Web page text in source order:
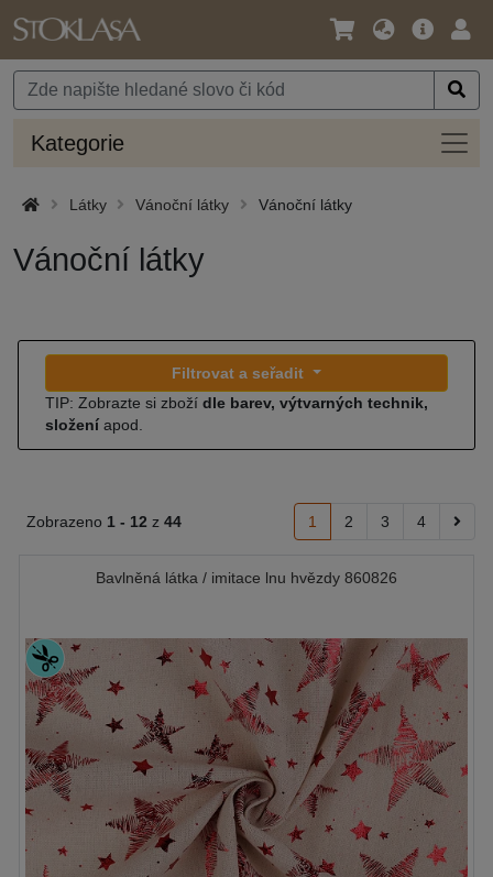
Jazyk
Měna
Hlavní
Kategorie
Látky Vánoční látky Vánoční látky
Vánoční látky
Filtrovat a seřadit
TIP: Zobrazte si zboží dle barev, výtvarných technik,
složení apod.
Zobrazeno 1 - 12 z 44 1 2 3 4
Bavlněná látka / imitace lnu hvězdy 860826